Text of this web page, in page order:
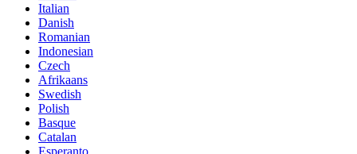
Italian
Danish
Romanian
Indonesian
Czech
Afrikaans
Swedish
Polish
Basque
Catalan
Esperanto